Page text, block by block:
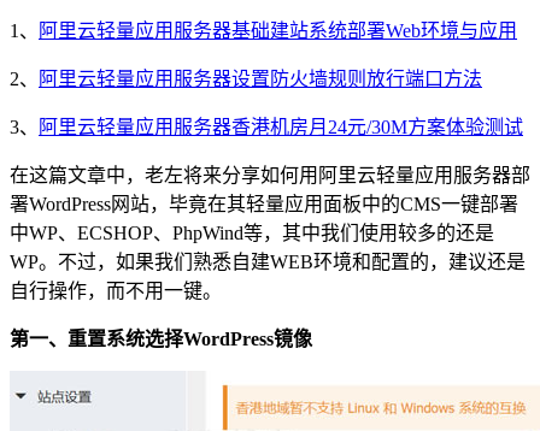
1、 阿里云轻量应用服务器基础建站系统部署Web环境与应用
2、 阿里云轻量应用服务器设置防火墙规则放行端口方法
3、 阿里云轻量应用服务器香港机房月24元/30M方案体验测试
在这篇文章中，老左将来分享如何用阿里云轻量应用服务器部
署WordPress网站，毕竟在其轻量应用面板中的CMS一键部署
中WP、ECSHOP、PhpWind等，其中我们使用较多的还是
WP。不过，如果我们熟悉自建WEB环境和配置的，建议还是
自行操作，而不用一键。
第一、重置系统选择WordPress镜像